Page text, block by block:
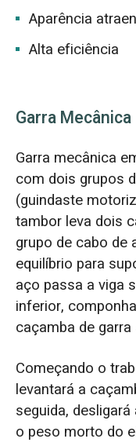
Aparência
Alta eficiência
Garra Mecânica
Garra mecânica
com dois grupos
(guindaste
tambor leva dois
grupo de cabo de
equilíbrio para
aço passa a viga
inferior,
caçamba de
Começando o
levantará a
seguida,
o peso morto do